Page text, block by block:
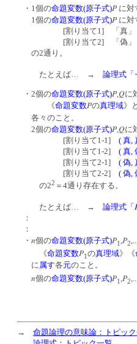
・1個の命題変数(原子式)P に対
1個の命題変数(原子式)P に対
[割り当て1] 「真」
[割り当て2] 「偽」
の2通り。
たとえば… → 論理式「
・2個の命題変数(原子式)P,Qに
《命題変数Pの真理域》
各々のこと。
2個の命題変数(原子式)PQに
[割り当て1-1] ( 真,
[割り当て1-2] ( 真,
[割り当て2-1] ( 偽,
[割り当て2-2] ( 偽,
の22 ＝4通り存在する。
たとえば… → 論理式「
：
：
・ n個の命題変数(原子式)P1,P2
《命題変数P1の真理域》《
に属す各元のこと。
n個の命題変数(原子式)P1,P2
→ 命題論理の意味論：トピッ